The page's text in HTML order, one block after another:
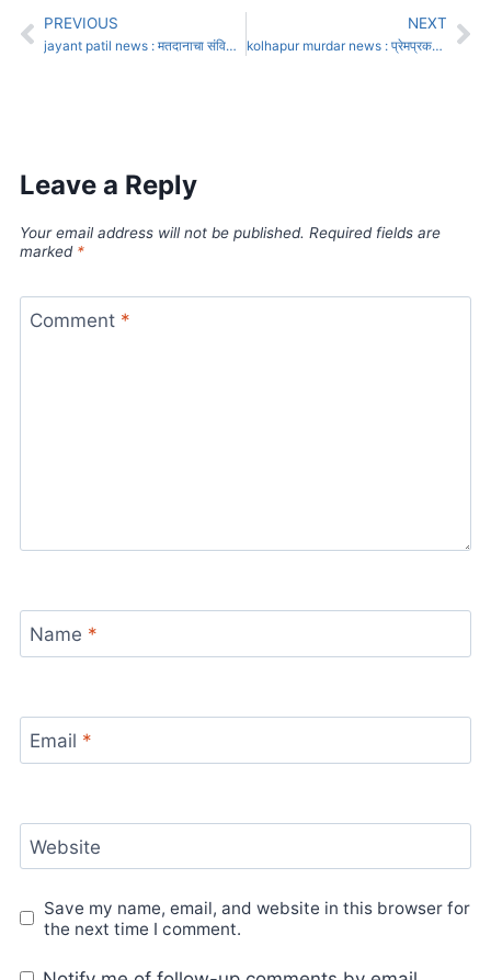
PREVIOUS
jayant patil news : मतदानाचा संविधानीक अधिकारच गायब होतोय : जयंत पाटील
NEXT
kolhapur murdar news : प्रेमप्रकरणातून आंबा घाटात तरूणीचा खून; मृतदेह दरीत फेकून दिला
Leave a Reply
Your email address will not be published. Required fields are
marked *
Comment *
Name *
Email *
Website
Save my name, email, and website in this browser for
the next time I comment.